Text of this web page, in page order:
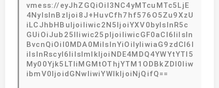
vmess://eyJhZGQiOiI3NC4yMTcuMTc5LjE
4NyIsInBzIjoi8J+HuvCfh7hf576O5Zu9XzU
iLCJhbHBuIjoiIiwic2N5IjoiYXV0byIsInR5c
GUiOiJub25lIiwic25pIjoiIiwicGF0aCI6IiIsIn
BvcnQiOiI0MDA0MiIsInYiOiIyIiwiaG9zdCI6I
iIsInRscyI6IiIsImlkIjoiNDE4MDQ4YWYtYTI5
My00Yjk5LTliMGMtOThjYTM1ODBkZDI0Iiw
ibmV0IjoidGNwIiwiYWlkIjoiNjQifQ==